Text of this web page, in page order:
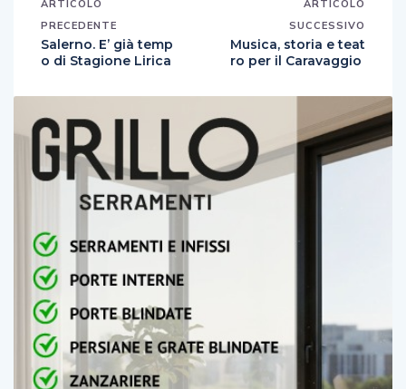
ARTICOLO
PRECEDENTE
Salerno. E’ già temp
o di Stagione Lirica
ARTICOLO
SUCCESSIVO
Musica, storia e teat
ro per il Caravaggio